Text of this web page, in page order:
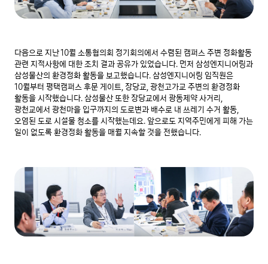
다음으로 지난 10월 소통협의회 정기회의에서 수렴된 캠퍼스 주변 정화활동
관련 지적사항에 대한 조치 결과 공유가 있었습니다. 먼저 삼성엔지니어링과
삼성물산의 환경정화 활동을 보고했습니다. 삼성엔지니어링 임직원은
10월부터 평택캠퍼스 후문 게이트, 장당교, 광천고가교 주변의 환경정화
활동을 시작했습니다. 삼성물산 또한 장당교에서 광동제약 사거리,
광천교에서 광천마을 입구까지의 도로변과 배수로 내 쓰레기 수거 활동,
오염된 도로 시설물 청소를 시작했는데요. 앞으로도 지역주민에게 피해 가는
일이 없도록 환경정화 활동을 매월 지속할 것을 전했습니다.